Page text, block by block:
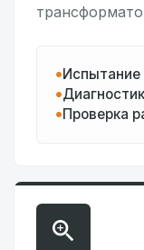
Испытание
Проверка